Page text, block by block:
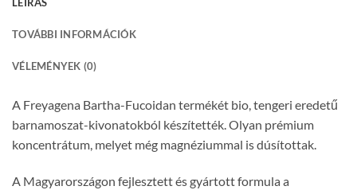
LEÍRÁS
TOVÁBBI INFORMÁCIÓK
VÉLEMÉNYEK (0)
A Freyagena Bartha-Fucoidan termékét bio, tengeri eredetű
barnamoszat-kivonatokból készítették. Olyan prémium
koncentrátum, melyet még magnéziummal is dúsítottak.
A Magyarországon fejlesztett és gyártott formula a